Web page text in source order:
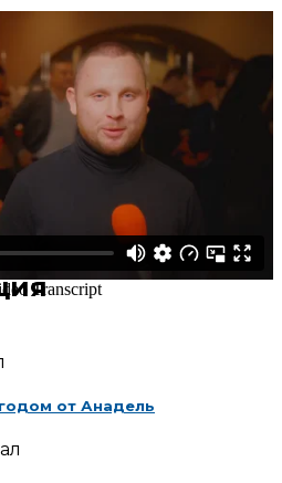
первый
организации
от Анадель